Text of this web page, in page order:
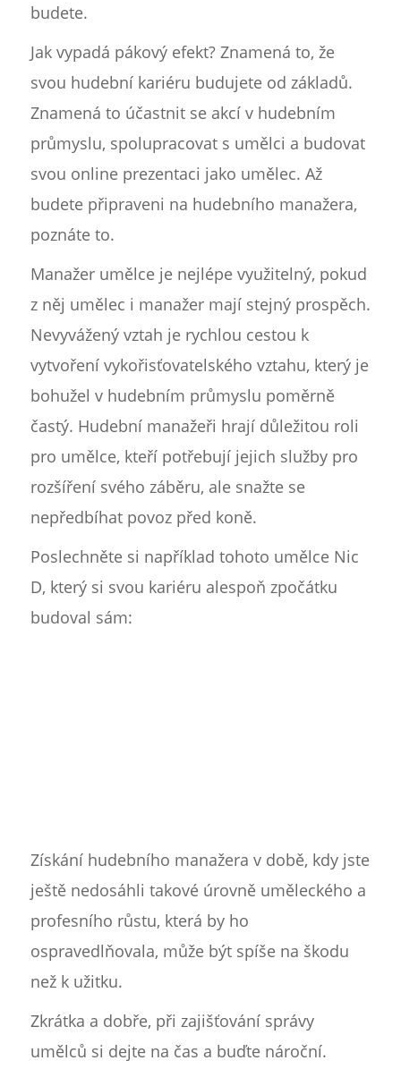
budete.
Jak vypadá pákový efekt? Znamená to, že
svou hudební kariéru budujete od základů.
Znamená to účastnit se akcí v hudebním
průmyslu, spolupracovat s umělci a budovat
svou online prezentaci jako umělec. Až
budete připraveni na hudebního manažera,
poznáte to.
Manažer umělce je nejlépe využitelný, pokud
z něj umělec i manažer mají stejný prospěch.
Nevyvážený vztah je rychlou cestou k
vytvoření vykořisťovatelského vztahu, který je
bohužel v hudebním průmyslu poměrně
častý. Hudební manažeři hrají důležitou roli
pro umělce, kteří potřebují jejich služby pro
rozšíření svého záběru, ale snažte se
nepředbíhat povoz před koně.
Poslechněte si například tohoto umělce Nic
D, který si svou kariéru alespoň zpočátku
budoval sám:
Získání hudebního manažera v době, kdy jste
ještě nedosáhli takové úrovně uměleckého a
profesního růstu, která by ho
ospravedlňovala, může být spíše na škodu
než k užitku.
Zkrátka a dobře, při zajišťování správy
umělců si dejte na čas a buďte nároční.